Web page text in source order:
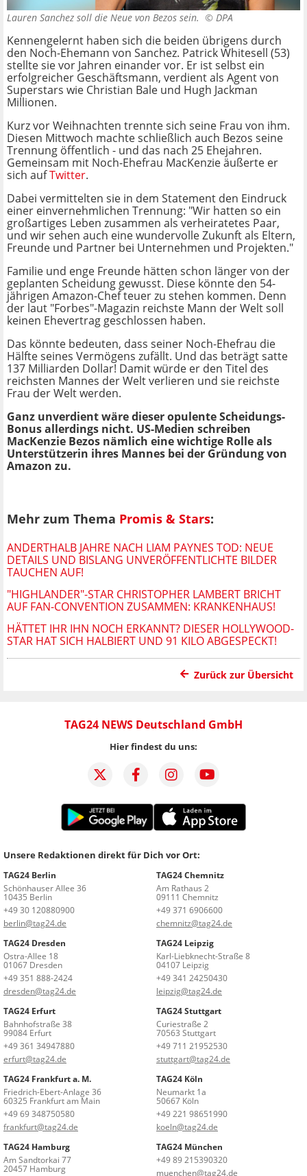
Lauren Sanchez soll die Neue von Bezos sein. © DPA
Kennengelernt haben sich die beiden übrigens durch
den Noch-Ehemann von Sanchez. Patrick Whitesell (53)
stellte sie vor Jahren einander vor. Er ist selbst ein
erfolgreicher Geschäftsmann, verdient als Agent von
Superstars wie Christian Bale und Hugh Jackman
Millionen.
Kurz vor Weihnachten trennte sich seine Frau von ihm.
Diesen Mittwoch machte schließlich auch Bezos seine
Trennung öffentlich - und das nach 25 Ehejahren.
Gemeinsam mit Noch-Ehefrau MacKenzie äußerte er
sich aufTwitter.
Dabei vermittelten sie in dem Statement den Eindruck
einer einvernehmlichen Trennung: "Wir hatten so ein
großartiges Leben zusammen als verheiratetes Paar,
und wir sehen auch eine wundervolle Zukunft als Eltern,
Freunde und Partner bei Unternehmen und Projekten."
Familie und enge Freunde hätten schon länger von der
geplanten Scheidung gewusst. Diese könnte den 54-
jährigen Amazon-Chef teuer zu stehen kommen. Denn
der laut "Forbes"-Magazin reichste Mann der Welt soll
keinen Ehevertrag geschlossen haben.
Das könnte bedeuten, dass seiner Noch-Ehefrau die
Hälfte seines Vermögens zufällt. Und das beträgt satte
137 Milliarden Dollar! Damit würde er den Titel des
reichsten Mannes der Welt verlieren und sie reichste
Frau der Welt werden.
Ganz unverdient wäre dieser opulente Scheidungs-
Bonus allerdings nicht. US-Medien schreiben
MacKenzie Bezos nämlich eine wichtige Rolle als
Unterstützerin ihres Mannes bei der Gründung von
Amazon zu.
Mehr zum Thema Promis & Stars:
ANDERTHALB JAHRE NACH LIAM PAYNES TOD: NEUE
DETAILS UND BISLANG UNVERÖFFENTLICHTE BILDER
TAUCHEN AUF!
"HIGHLANDER"-STAR CHRISTOPHER LAMBERT BRICHT
AUF FAN-CONVENTION ZUSAMMEN: KRANKENHAUS!
HÄTTET IHR IHN NOCH ERKANNT? DIESER HOLLYWOOD-
STAR HAT SICH HALBIERT UND 91 KILO ABGESPECKT!
Zurück zur Übersicht
TAG24 NEWS Deutschland GmbH
Hier findest du uns:
Unsere Redaktionen direkt für Dich vor Ort:
TAG24 Berlin
Schönhauser Allee 36
10435 Berlin
+49 30 120880900
berlin@tag24.de
TAG24 Chemnitz
Am Rathaus 2
09111 Chemnitz
+49 371 6906600
chemnitz@tag24.de
TAG24 Dresden
Ostra-Allee 18
01067 Dresden
+49 351 888-2424
dresden@tag24.de
TAG24 Leipzig
Karl-Liebknecht-Straße 8
04107 Leipzig
+49 341 24250430
leipzig@tag24.de
TAG24 Erfurt
Bahnhofstraße 38
99084 Erfurt
+49 361 34947880
erfurt@tag24.de
TAG24 Stuttgart
Curiestraße 2
70563 Stuttgart
+49 711 21952530
stuttgart@tag24.de
TAG24 Frankfurt a. M.
Friedrich-Ebert-Anlage 36
60325 Frankfurt am Main
+49 69 348750580
frankfurt@tag24.de
TAG24 Köln
Neumarkt 1a
50667 Köln
+49 221 98651990
koeln@tag24.de
TAG24 Hamburg
Am Sandtorkai 77
20457 Hamburg
TAG24 München
+49 89 215390320
muenchen@tag24.de